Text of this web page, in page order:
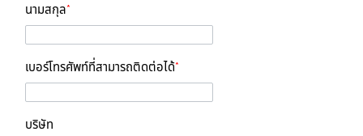
นามสกุล*
เบอร์โทรศัพท์ที่สามารถติดต่อได้*
บริษัท